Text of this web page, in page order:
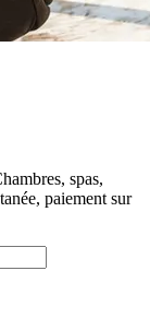
spas,
paiement sur